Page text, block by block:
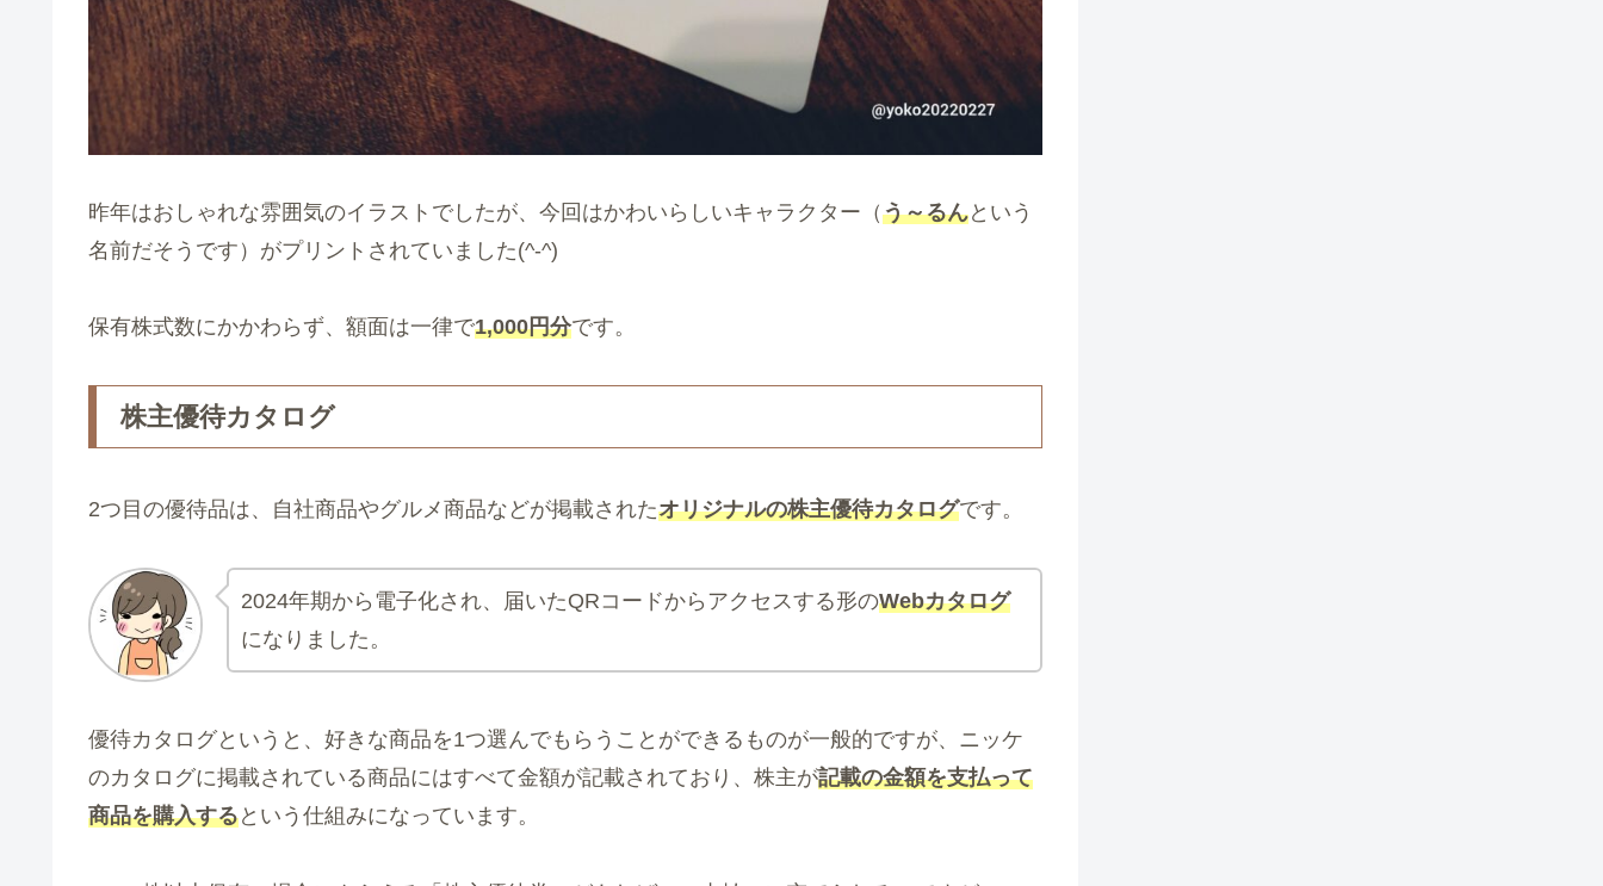
昨年はおしゃれな雰囲気のイラストでしたが、今回はかわいらしいキャラクター（う～るんという
名前だそうです）がプリントされていました(^-^)
保有株式数にかかわらず、額面は一律で1,000円分です。
株主優待カタログ
2つ目の優待品は、自社商品やグルメ商品などが掲載されたオリジナルの株主優待カタログです。
2024年期から電子化され、届いたQRコードからアクセスする形のWebカタログ
になりました。
優待カタログというと、好きな商品を1つ選んでもらうことができるものが一般的ですが、ニッケ
のカタログに掲載されている商品にはすべて金額が記載されており、株主が記載の金額を支払って
商品を購入するという仕組みになっています。